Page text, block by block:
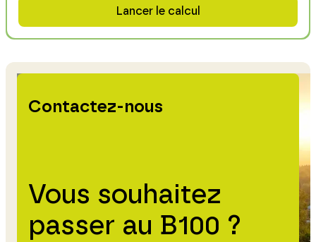
Lancer le calcul
Contactez-nous
Vous souhaitez
passer au B100 ?